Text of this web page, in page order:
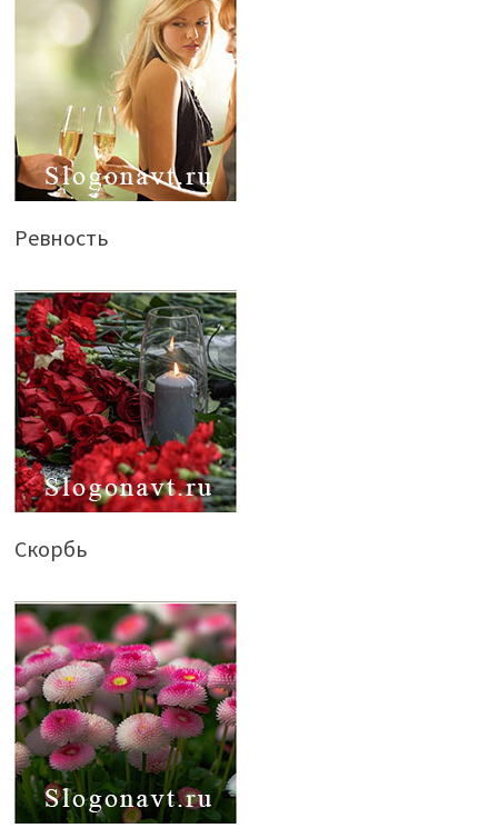
Ревность
Скорбь